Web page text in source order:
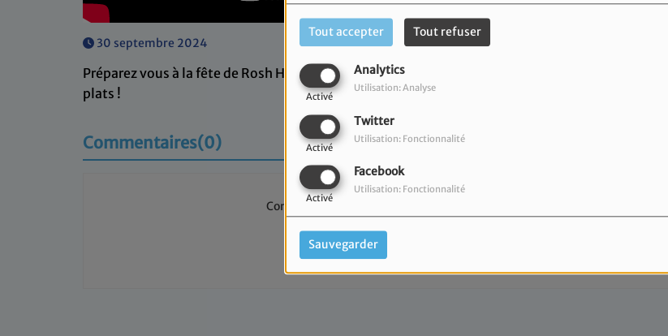
Tout accepter Tout refuser
Analytics
Activé
Utilisation: Analyse
Twitter
Activé
Utilisation: Fonctionnalité
Facebook
Activé
Utilisation: Fonctionnalité
Sauvegarder
30 septembre 2024
Préparez vous à la fête de Rosh Hashana avec une confiture d'aubergines pour accompagner vos
plats !
Commentaires(0)
Connectez-vous pour commenter cet article
SE CONNECTER